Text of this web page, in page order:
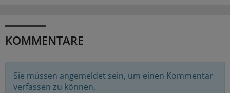
KOMMENTARE
Sie müssen angemeldet sein, um einen Kommentar
verfassen zu können.